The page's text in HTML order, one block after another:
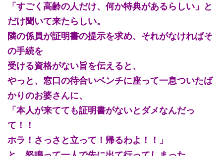
「すごく高齢の人だけ、何か特典があるらしい」と
だけ聞いて来たらしい。
隣の係員が証明書の提示を求め、それがなければそ
の手続を
受ける資格がない旨を伝えると、
やっと、窓口の待合いベンチに座って一息ついたば
かりのお婆さんに、
「本人が来てても証明書がないとダメなんだっ
て！！
ホラ！さっさと立って！帰るわよ！！」